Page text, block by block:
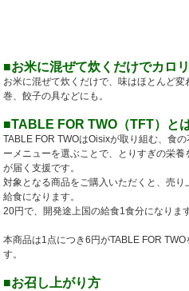
■お米に混ぜて炊くだけでカロ
お米に混ぜて炊くだけで、味はほとんど
巻、餃子の具などにも。
■TABLE FOR TWO（TFT）と
TABLE FOR TWOはOisixが取り組む、食
ーメニューを選ぶことで、とりすぎの栄
が届く支援です。
対象となる商品をご購入いただくと、売
給食になります。
20円で、開発途上国の給食1食分になります
本商品は1点につき6円がTABLE FOR
す。
■お召し上がり方